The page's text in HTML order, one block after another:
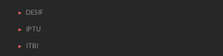
DESIF
IPTU
ITBI